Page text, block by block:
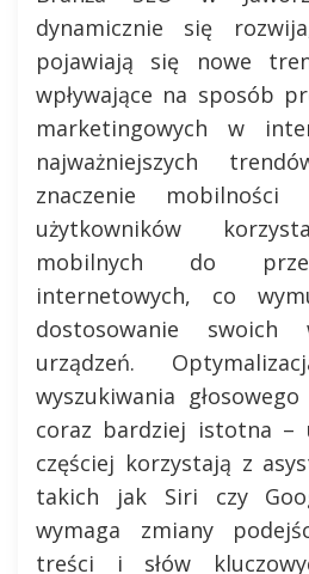
dynamicznie się
pojawiają się nowe
wpływające na sposób
marketingowych w
najważniejszych
znaczenie
użytkowników
mobilnych do
internetowych, co
dostosowanie
urządzeń.
wyszukiwania
coraz bardziej istotna –
częściej korzystają z
takich jak Siri czy
wymaga zmiany
treści i słów